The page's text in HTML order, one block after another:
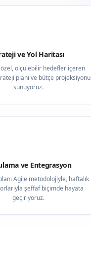
ve Yol Haritası
özel, ölçülebilir hedefler içeren
planı ve bütçe projeksiyonu
sunuyoruz.
ve Entegrasyon
Agile metodolojiyle, haftalık
şeffaf biçimde hayata
geçiriyoruz.